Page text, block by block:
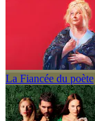
La Fiancée du poète